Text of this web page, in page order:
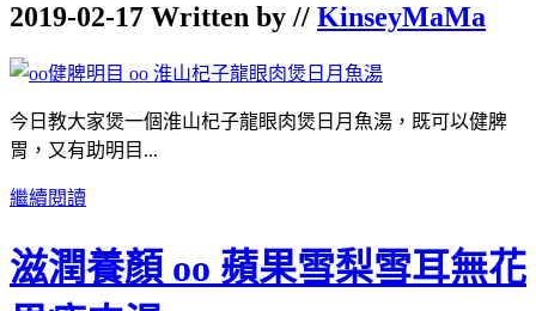
2019-02-17 Written by // KinseyMaMa
今日教大家煲一個淮山杞子龍眼肉煲日月魚湯，既可以健脾
胃，又有助明目...
繼續閱讀
滋潤養顏 oo 蘋果雪梨雪耳無花